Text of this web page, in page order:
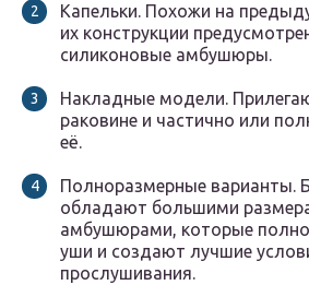
Капельки. Похожи на
их конструкции
силиконовые амбушюры.
Накладные модели.
раковине и частично или
её.
Полноразмерные варианты.
обладают большими
амбушюрами, которые
уши и создают лучшие
прослушивания.